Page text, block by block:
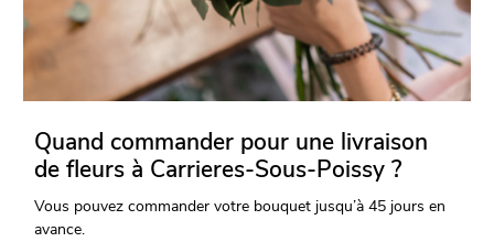
Quand commander pour une livraison
de fleurs à Carrieres-Sous-Poissy ?
Vous pouvez commander votre bouquet jusqu’à 45 jours en
avance.